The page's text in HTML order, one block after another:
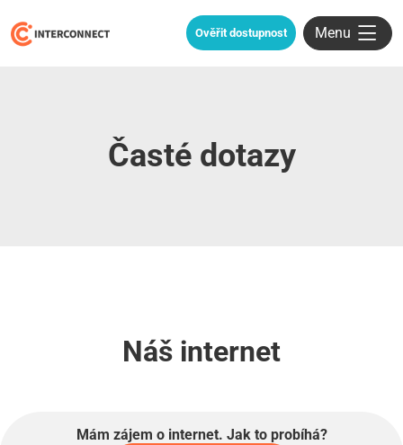
Ověřit dostupnost Menu
Časté dotazy
Náš internet
Mám zájem o internet. Jak to probíhá?